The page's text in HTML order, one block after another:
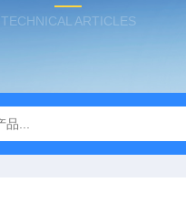
TECHNICAL ARTICLES